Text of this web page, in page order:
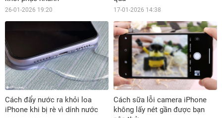
26-01-2026 19:20 17-01-2026 14:38
Cách đẩy nước ra khỏi loa
iPhone khi bị rè vì dính nước
Cách sữa lỗi camera iPhone
không lấy nét gần được bạn